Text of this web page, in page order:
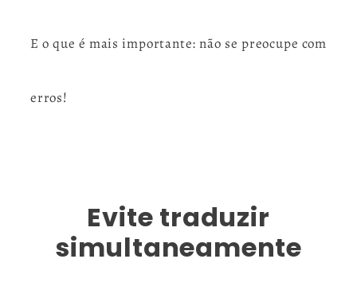
E o que é mais importante: não se preocupe com
erros!
Evite traduzir
simultaneamente